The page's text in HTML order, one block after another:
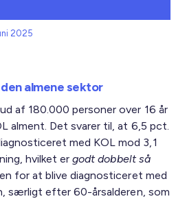
2025
almene sektor
af 180.000 personer over 16 år
alment. Det svarer til, at 6,5 pct.
med KOL mod 3,1
hvilket ergodt dobbelt så
for at blive diagnosticeret med
særligt efter 60-årsalderen, som